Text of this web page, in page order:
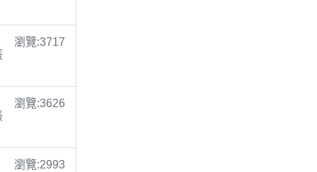
瀏覽:3717
瀏覽:3626
瀏覽:2993